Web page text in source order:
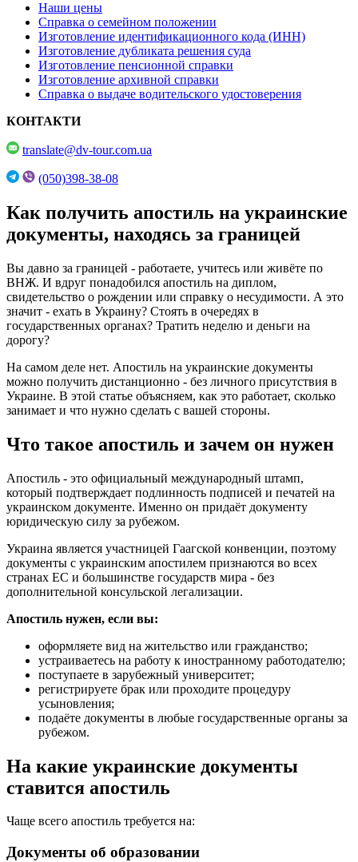
Наши цены
Справка о семейном положении
Изготовление идентификационного кода (ИНН)
Изготовление дубликата решения суда
Изготовление пенсионной справки
Изготовление архивной справки
Справка о выдаче водительского удостоверения
КОНТАКТИ
translate@dv-tour.com.ua
(050)398-38-08
Как получить апостиль на украинские
документы, находясь за границей
Вы давно за границей - работаете, учитесь или живёте по
ВНЖ. И вдруг понадобился апостиль на диплом,
свидетельство о рождении или справку о несудимости. А это
значит - ехать в Украину? Стоять в очередях в
государственных органах? Тратить неделю и деньги на
дорогу?
На самом деле нет. Апостиль на украинские документы
можно получить дистанционно - без личного присутствия в
Украине. В этой статье объясняем, как это работает, сколько
занимает и что нужно сделать с вашей стороны.
Что такое апостиль и зачем он нужен
Апостиль - это официальный международный штамп,
который подтверждает подлинность подписей и печатей на
украинском документе. Именно он придаёт документу
юридическую силу за рубежом.
Украина является участницей Гаагской конвенции, поэтому
документы с украинским апостилем признаются во всех
странах ЕС и большинстве государств мира - без
дополнительной консульской легализации.
Апостиль нужен, если вы:
оформляете вид на жительство или гражданство;
устраиваетесь на работу к иностранному работодателю;
поступаете в зарубежный университет;
регистрируете брак или проходите процедуру
усыновления;
подаёте документы в любые государственные органы за
рубежом.
На какие украинские документы
ставится апостиль
Чаще всего апостиль требуется на:
Документы об образовании